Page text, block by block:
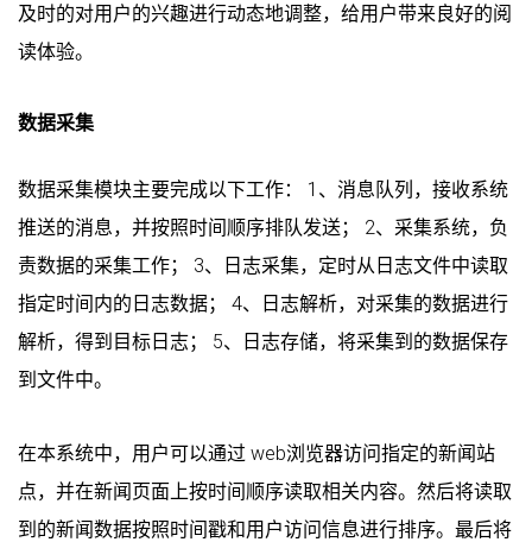
及时的对用户的兴趣进行动态地调整，给用户带来良好的阅
读体验。
数据采集
数据采集模块主要完成以下工作： 1、消息队列，接收系统
推送的消息，并按照时间顺序排队发送； 2、采集系统，负
责数据的采集工作； 3、日志采集，定时从日志文件中读取
指定时间内的日志数据； 4、日志解析，对采集的数据进行
解析，得到目标日志； 5、日志存储，将采集到的数据保存
到文件中。
在本系统中，用户可以通过 web浏览器访问指定的新闻站
点，并在新闻页面上按时间顺序读取相关内容。然后将读取
到的新闻数据按照时间戳和用户访问信息进行排序。最后将